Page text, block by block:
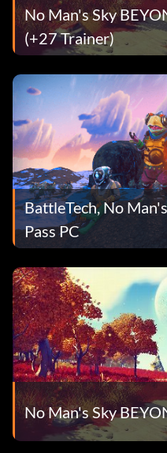
No Man's Sky
(+27 Trainer)
BattleTech, No
Pass PC
No Man's Sky